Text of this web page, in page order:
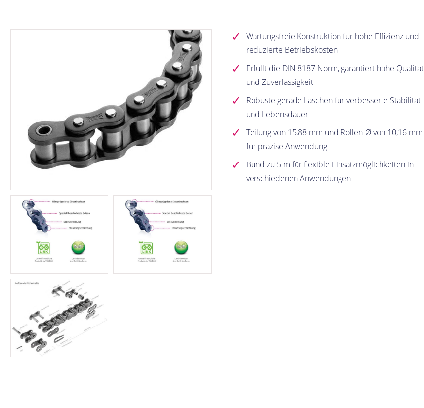
Wartungsfreie Konstruktion für hohe Effizienz und
reduzierte Betriebskosten
Erfüllt die DIN 8187 Norm, garantiert hohe Qualität
und Zuverlässigkeit
Robuste gerade Laschen für verbesserte Stabilität
und Lebensdauer
Teilung von 15,88 mm und Rollen-Ø von 10,16 mm
für präzise Anwendung
Bund zu 5 m für flexible Einsatzmöglichkeiten in
verschiedenen Anwendungen